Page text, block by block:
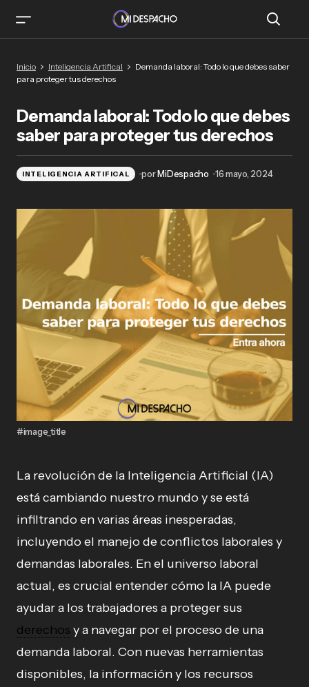
proteger tus derechos
Inicio Inteligencia Artifical
Demanda laboral: Todo lo que debes saber
para proteger tus derechos
Demanda laboral: Todo lo que debes
saber para proteger tus derechos
INTELIGENCIA ARTIFICAL porMiDespacho 16 mayo, 2024
#image_title
La revolución de la Inteligencia Artificial (IA)
está cambiando nuestro mundo y se está
infiltrando en varias áreas inesperadas,
incluyendo el manejo de conflictos laborales y
demandas laborales. En el universo laboral
actual, es crucial entender cómo la IA puede
ayudar a los trabajadores a proteger sus
derechos y a navegar por el proceso de una
demanda laboral. Con nuevas herramientas
disponibles, la información y los recursos